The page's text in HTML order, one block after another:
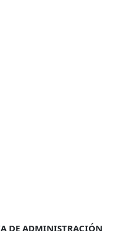
DE ADMINISTRACIÓN